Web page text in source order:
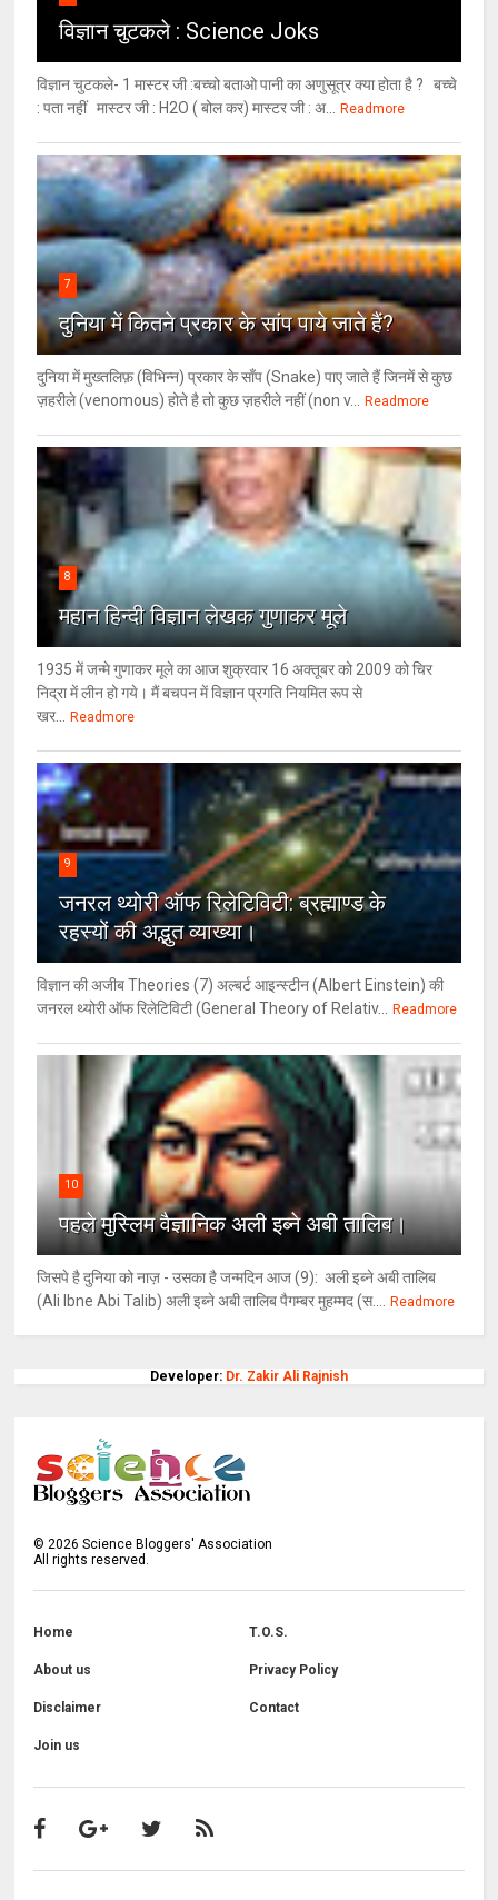
विज्ञान चुटकले : Science Joks
विज्ञान चुटकले- 1 मास्टर जी :बच्चो बताओ पानी का अणुसूत्र क्या होता है ? बच्चे
: पता नहीं मास्टर जी : H2O ( बोल कर) मास्टर जी : अ...
Readmore
7
दुनिया में कितने प्रकार के सांप पाये जाते हैं?
दुनिया में मुख्तलिफ़ (विभिन्न) प्रकार के साँप (Snake) पाए जाते हैं जिनमें से कुछ
ज़हरीले (venomous) होते है तो कुछ ज़हरीले नहीं (non v...
Readmore
8
महान हिन्दी विज्ञान लेखक गुणाकर मूले
1935 में जन्मे गुणाकर मूले का आज शुक्रवार 16 अक्तूबर को 2009 को चिर
निद्रा में लीन हो गये। मैं बचपन में विज्ञान प्रगति नियमित रूप से
खर...
Readmore
9
जनरल थ्‍योरी ऑफ रिलेटिविटी: ब्रह्माण्‍ड के
रहस्‍यों की अद्भुत व्‍याख्‍या।
विज्ञान की अजीब Theories (7) अल्‍बर्ट आइन्स्टीन (Albert Einstein) की
जनरल थ्योरी ऑफ रिलेटिविटी (General Theory of Relativ...
Readmore
10
पहले मुस्लिम वैज्ञानिक अली इब्ने अबी तालिब।
जिसपे है दुनिया को नाज़ - उसका है जन्मदिन आज (9): अली इब्ने अबी तालिब
(Ali Ibne Abi Talib) अली इब्ने अबी तालिब पैगम्बर मुहम्मद (स....
Readmore
Developer: Dr. Zakir Ali Rajnish
©2026 Science Bloggers' Association
All rights reserved.
Home T.O.S.
About us Privacy Policy
Disclaimer Contact
Join us